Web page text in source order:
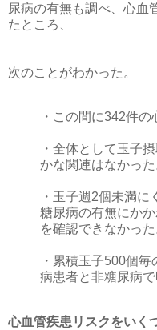
尿病の有無も調べ、心血
たところ、
次のことがわかった。
・この間に342件の
・全体として玉子
かな関連はなかった
・玉子週2個未満
糖尿病の有無にか
を確認できなかった
・累積玉子500個
病患者と非糖尿病
心血管疾患リスクをいく